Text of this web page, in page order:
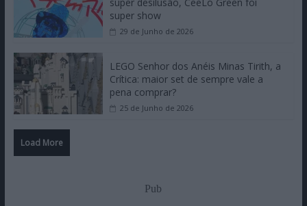
Um Toque Familiar, a Crítica |
Kathleen Chalfant é um espanto, um
assombro, um milagre
LEGO Star Wars Jango Fett, a Crítica:
capacete mais caro da coleção vale a
pena comprar?
super show